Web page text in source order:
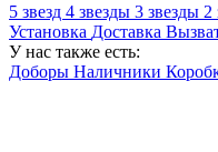
5 звезд 4 звезды 3 звезды 2
Установка Доставка
У нас также есть:
Доборы Наличники